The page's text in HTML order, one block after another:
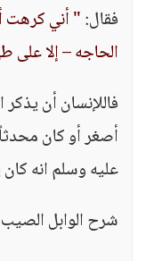
فقال:" أني كرهت
الحاجه – إلا على
فاللإنسان أن
أصغر أو كان
عليه وسلم انه كان
شرح الوابل